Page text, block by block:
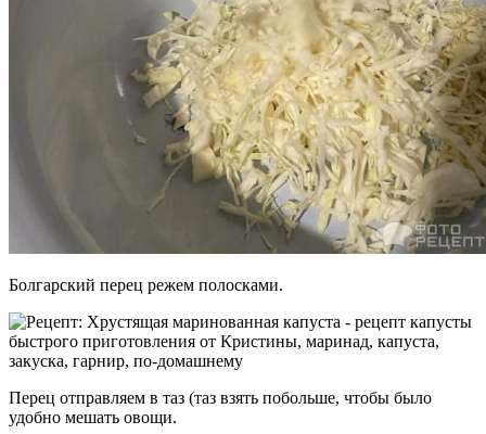
Болгарский перец режем полосками.
Перец отправляем в таз (таз взять побольше, чтобы было
удобно мешать овощи.